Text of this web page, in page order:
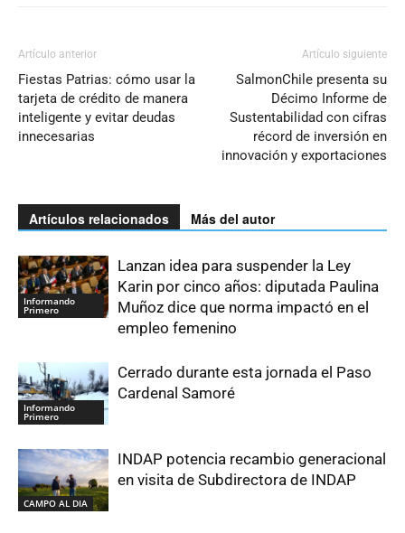
Artículo anterior
Fiestas Patrias: cómo usar la
tarjeta de crédito de manera
inteligente y evitar deudas
innecesarias
Artículo siguiente
SalmonChile presenta su
Décimo Informe de
Sustentabilidad con cifras
récord de inversión en
innovación y exportaciones
Artículos relacionados Más del autor
Informando
Primero
Lanzan idea para suspender la Ley
Karin por cinco años: diputada Paulina
Muñoz dice que norma impactó en el
empleo femenino
Informando
Primero
Cerrado durante esta jornada el Paso
Cardenal Samoré
CAMPO AL DIA
INDAP potencia recambio generacional
en visita de Subdirectora de INDAP